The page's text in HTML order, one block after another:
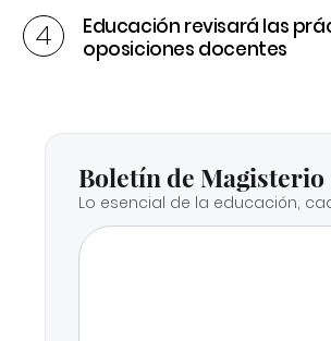
Educación revisará las
oposiciones docentes
Boletín de Magisterio
Lo esencial de la educación,